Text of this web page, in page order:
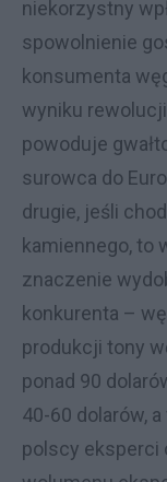
niekorzystny
spowolnienie
konsumenta
wyniku
powoduje
surowca do
drugie, jeśli
kamiennego, to
znaczenie
konkurenta –
produkcji tony
ponad 90
40-60 dolarów,
polscy eksperci